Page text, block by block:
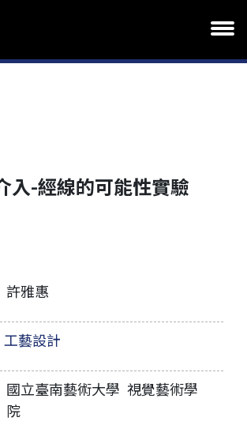
入-經線的可能性實驗
許雅惠
工藝設計
國立臺南藝術大學 視覺藝術學
院